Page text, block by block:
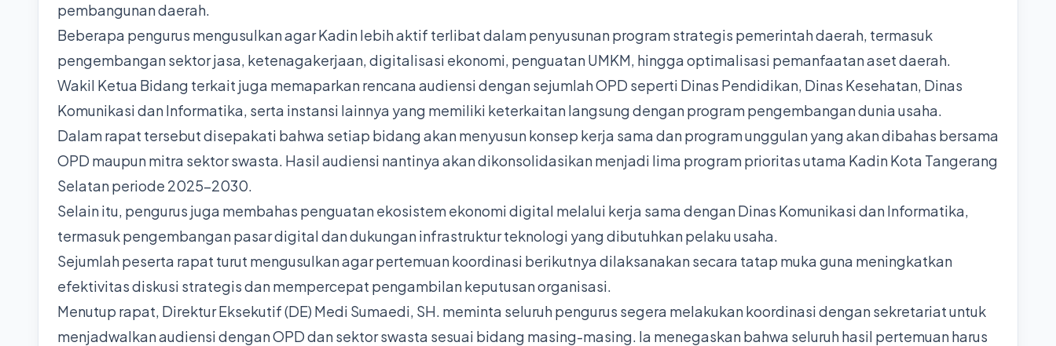
pembangunan daerah.
Beberapa pengurus mengusulkan agar Kadin lebih aktif terlibat dalam penyusunan program strategis pemerintah daerah, termasuk
pengembangan sektor jasa, ketenagakerjaan, digitalisasi ekonomi, penguatan UMKM, hingga optimalisasi pemanfaatan aset daerah.
Wakil Ketua Bidang terkait juga memaparkan rencana audiensi dengan sejumlah OPD seperti Dinas Pendidikan, Dinas Kesehatan, Dinas
Komunikasi dan Informatika, serta instansi lainnya yang memiliki keterkaitan langsung dengan program pengembangan dunia usaha.
Dalam rapat tersebut disepakati bahwa setiap bidang akan menyusun konsep kerja sama dan program unggulan yang akan dibahas bersama
OPD maupun mitra sektor swasta. Hasil audiensi nantinya akan dikonsolidasikan menjadi lima program prioritas utama Kadin Kota Tangerang
Selatan periode 2025-2030.
Selain itu, pengurus juga membahas penguatan ekosistem ekonomi digital melalui kerja sama dengan Dinas Komunikasi dan Informatika,
termasuk pengembangan pasar digital dan dukungan infrastruktur teknologi yang dibutuhkan pelaku usaha.
Sejumlah peserta rapat turut mengusulkan agar pertemuan koordinasi berikutnya dilaksanakan secara tatap muka guna meningkatkan
efektivitas diskusi strategis dan mempercepat pengambilan keputusan organisasi.
Menutup rapat, Direktur Eksekutif (DE) Medi Sumaedi, SH. meminta seluruh pengurus segera melakukan koordinasi dengan sekretariat untuk
menjadwalkan audiensi dengan OPD dan sektor swasta sesuai bidang masing-masing. Ia menegaskan bahwa seluruh hasil pertemuan harus